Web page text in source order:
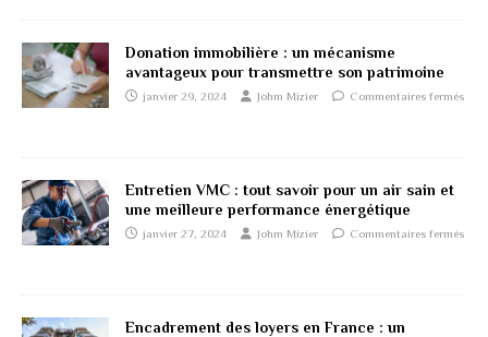
Donation immobilière : un mécanisme
avantageux pour transmettre son patrimoine
janvier 29, 2024 Johm Mizier Commentaires fermés
Entretien VMC : tout savoir pour un air sain et
une meilleure performance énergétique
janvier 27, 2024 Johm Mizier Commentaires fermés
Encadrement des loyers en France : un